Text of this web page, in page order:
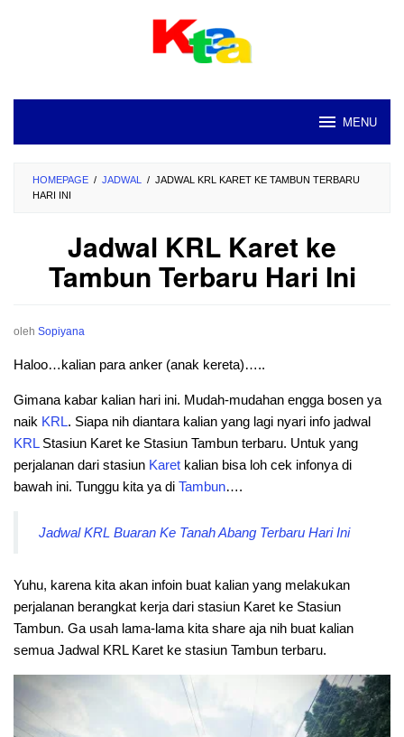
MENU
HOMEPAGE / JADWAL / JADWAL KRL KARET KE TAMBUN TERBARU
HARI INI
Jadwal KRL Karet ke
Tambun Terbaru Hari Ini
oleh Sopiyana
Haloo…kalian para anker (anak kereta)…..
Gimana kabar kalian hari ini. Mudah-mudahan engga bosen ya
naik KRL. Siapa nih diantara kalian yang lagi nyari info jadwal
KRLStasiun Karet ke Stasiun Tambun terbaru. Untuk yang
perjalanan dari stasiun Karet kalian bisa loh cek infonya di
bawah ini. Tunggu kita ya di Tambun….
Jadwal KRL Buaran Ke Tanah Abang Terbaru Hari Ini
Yuhu, karena kita akan infoin buat kalian yang melakukan
perjalanan berangkat kerja dari stasiun Karet ke Stasiun
Tambun. Ga usah lama-lama kita share aja nih buat kalian
semua Jadwal KRL Karet ke stasiun Tambun terbaru.